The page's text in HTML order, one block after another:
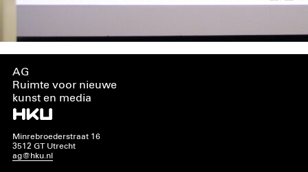
AG
Ruimte voor nieuwe
kunst en media
Minrebroederstraat 16
3512 GT Utrecht
ag@hku.nl